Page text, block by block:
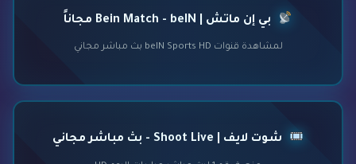
بي إن ماتش | Bein Match - beIN مجاناً
لمشاهدة قنوات beIN Sports HD بث مباشر مجاني
شوت لايف | Shoot Live - بث مباشر مجاني